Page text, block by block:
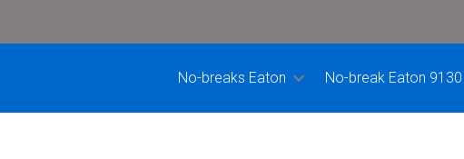
No-breaks Eaton No-break Eaton 9130